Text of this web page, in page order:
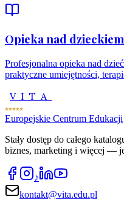
Opieka nad
Profesjonalna opieka nad
praktyczne umiejętności,
VITA
Europejskie Centrum Edukacji
Stały dostęp do całego
biznes, marketing i więcej —
♪
kontakt@vita.edu.pl